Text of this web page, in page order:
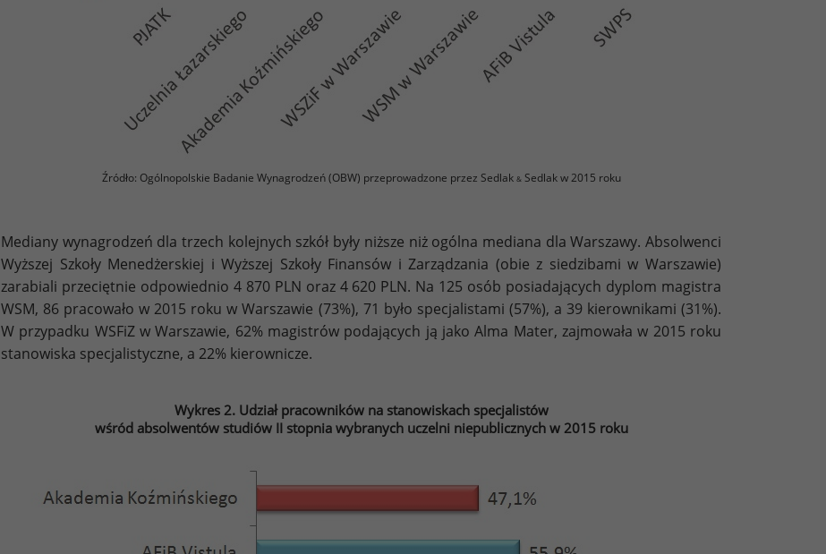
Źródło: Ogólnopolskie Badanie Wynagrodzeń (OBW) przeprowadzone przez Sedlak &Sedlak w 2015 roku
Mediany wynagrodzeń dla trzech kolejnych szkół były niższe niż ogólna mediana dla Warszawy. Absolwenci
Wyższej Szkoły Menedżerskiej i Wyższej Szkoły Finansów i Zarządzania (obie z siedzibami w Warszawie)
zarabiali przeciętnie odpowiednio 4 870 PLN oraz 4 620 PLN. Na 125 osób posiadających dyplom magistra
WSM, 86 pracowało w 2015 roku w Warszawie (73%), 71 było specjalistami (57%), a 39 kierownikami (31%).
W przypadku WSFiZ w Warszawie, 62% magistrów podających ją jako Alma Mater, zajmowała w 2015 roku
stanowiska specjalistyczne, a 22% kierownicze.
Wykres 2. Udział pracowników na stanowiskach specjalistów
wśród absolwentów studiów II stopnia wybranych uczelni niepublicznych w 2015 roku